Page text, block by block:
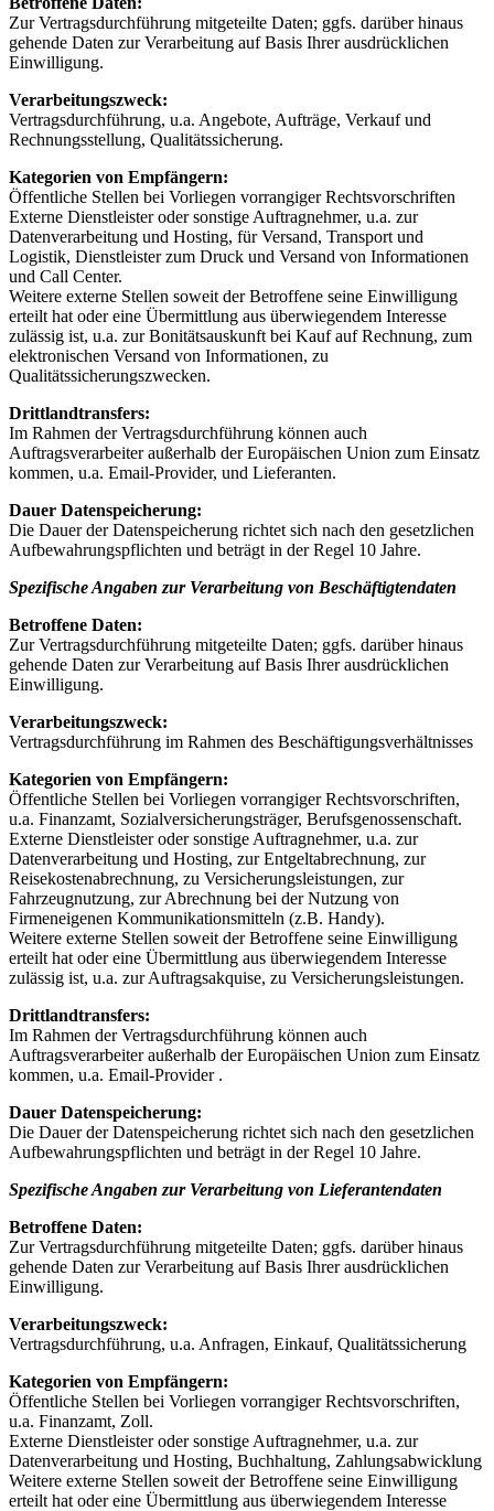
Zur Vertragsdurchführung mitgeteilte Daten; ggfs. darüber hinaus
gehende Daten zur Verarbeitung auf Basis Ihrer ausdrücklichen
Einwilligung.
Verarbeitungszweck:
Vertragsdurchführung, u.a. Angebote, Aufträge, Verkauf und
Rechnungsstellung, Qualitätssicherung.
Kategorien von Empfängern:
Öffentliche Stellen bei Vorliegen vorrangiger Rechtsvorschriften
Externe Dienstleister oder sonstige Auftragnehmer, u.a. zur
Datenverarbeitung und Hosting, für Versand, Transport und
Logistik, Dienstleister zum Druck und Versand von Informationen
und Call Center.
Weitere externe Stellen soweit der Betroffene seine Einwilligung
erteilt hat oder eine Übermittlung aus überwiegendem Interesse
zulässig ist, u.a. zur Bonitätsauskunft bei Kauf auf Rechnung, zum
elektronischen Versand von Informationen, zu
Qualitätssicherungszwecken.
Drittlandtransfers:
Im Rahmen der Vertragsdurchführung können auch
Auftragsverarbeiter außerhalb der Europäischen Union zum Einsatz
kommen, u.a. Email-Provider, und Lieferanten.
Dauer Datenspeicherung:
Die Dauer der Datenspeicherung richtet sich nach den gesetzlichen
Aufbewahrungspflichten und beträgt in der Regel 10 Jahre.
Spezifische Angaben zur Verarbeitung von Beschäftigtendaten
Betroffene Daten:
Zur Vertragsdurchführung mitgeteilte Daten; ggfs. darüber hinaus
gehende Daten zur Verarbeitung auf Basis Ihrer ausdrücklichen
Einwilligung.
Verarbeitungszweck:
Vertragsdurchführung im Rahmen des Beschäftigungsverhältnisses
Kategorien von Empfängern:
Öffentliche Stellen bei Vorliegen vorrangiger Rechtsvorschriften,
u.a. Finanzamt, Sozialversicherungsträger, Berufsgenossenschaft.
Externe Dienstleister oder sonstige Auftragnehmer, u.a. zur
Datenverarbeitung und Hosting, zur Entgeltabrechnung, zur
Reisekostenabrechnung, zu Versicherungsleistungen, zur
Fahrzeugnutzung, zur Abrechnung bei der Nutzung von
Firmeneigenen Kommunikationsmitteln (z.B. Handy).
Weitere externe Stellen soweit der Betroffene seine Einwilligung
erteilt hat oder eine Übermittlung aus überwiegendem Interesse
zulässig ist, u.a. zur Auftragsakquise, zu Versicherungsleistungen.
Drittlandtransfers:
Im Rahmen der Vertragsdurchführung können auch
Auftragsverarbeiter außerhalb der Europäischen Union zum Einsatz
kommen, u.a. Email-Provider .
Dauer Datenspeicherung:
Die Dauer der Datenspeicherung richtet sich nach den gesetzlichen
Aufbewahrungspflichten und beträgt in der Regel 10 Jahre.
Spezifische Angaben zur Verarbeitung von Lieferantendaten
Betroffene Daten:
Zur Vertragsdurchführung mitgeteilte Daten; ggfs. darüber hinaus
gehende Daten zur Verarbeitung auf Basis Ihrer ausdrücklichen
Einwilligung.
Verarbeitungszweck:
Vertragsdurchführung, u.a. Anfragen, Einkauf, Qualitätssicherung
Kategorien von Empfängern:
Öffentliche Stellen bei Vorliegen vorrangiger Rechtsvorschriften,
u.a. Finanzamt, Zoll.
Externe Dienstleister oder sonstige Auftragnehmer, u.a. zur
Datenverarbeitung und Hosting, Buchhaltung, Zahlungsabwicklung
Weitere externe Stellen soweit der Betroffene seine Einwilligung
erteilt hat oder eine Übermittlung aus überwiegendem Interesse